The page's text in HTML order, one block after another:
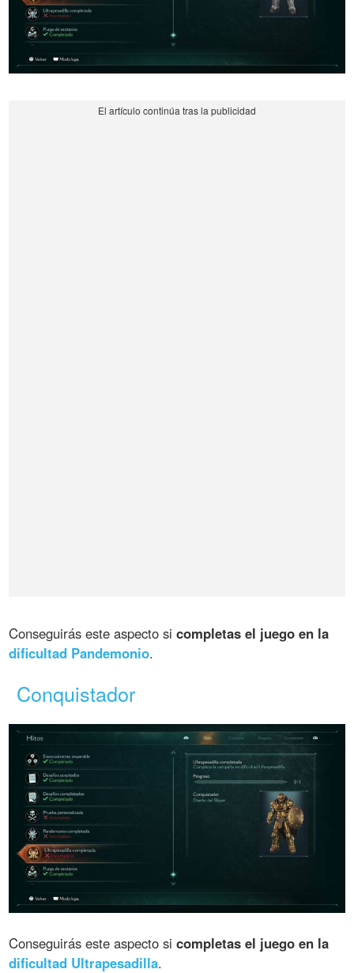
Conseguirás este aspecto sicompletas el juego en la
dificultad Pandemonio.
Conquistador
Conseguirás este aspecto sicompletas el juego en la
dificultad Ultrapesadilla.